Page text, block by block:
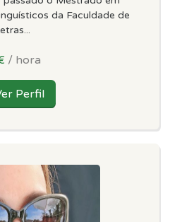
da Faculdade de
/ hora
Perfil